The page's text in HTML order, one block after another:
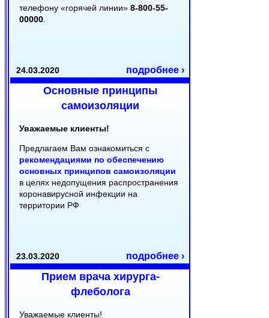
телефону «горячей линии» 8-800-55-
00000
24.03.2020 подробнее ›
Основные принципы
самоизоляции
Уважаемые клиенты!
Предлагаем Вам ознакомиться с
рекомендациями по обеспечению
основных принципов самоизоляции
в целях недопущения распространения
коронавирусной инфекции на
территории РФ
23.03.2020 подробнее ›
Прием врача хирурга-
флеболога
Уважаемые клиенты!